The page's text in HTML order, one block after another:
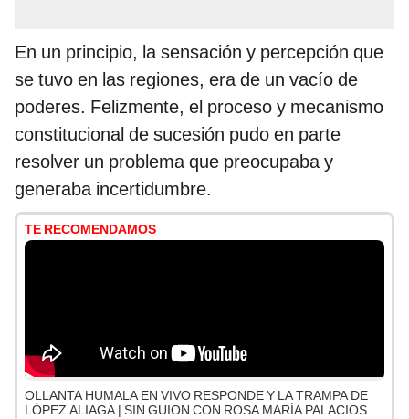
En un principio, la sensación y percepción que
se tuvo en las regiones, era de un vacío de
poderes. Felizmente, el proceso y mecanismo
constitucional de sucesión pudo en parte
resolver un problema que preocupaba y
generaba incertidumbre.
TE RECOMENDAMOS
OLLANTA HUMALA EN VIVO RESPONDE Y LA TRAMPA DE
LÓPEZ ALIAGA | SIN GUION CON ROSA MARÍA PALACIOS